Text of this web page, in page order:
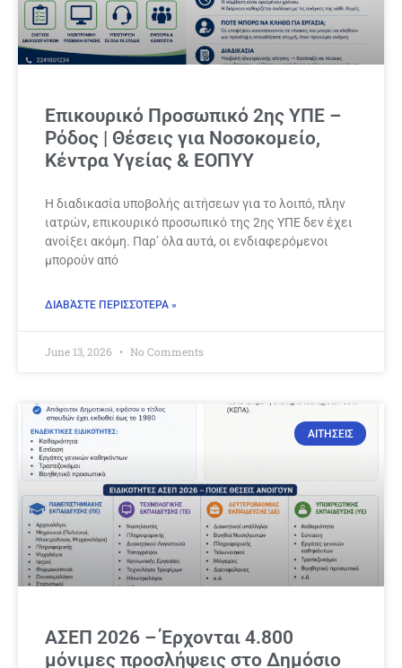
Επικουρικό Προσωπικό 2ης ΥΠΕ –
Ρόδος | Θέσεις για Νοσοκομείο,
Κέντρα Υγείας & ΕΟΠΥΥ
Η διαδικασία υποβολής αιτήσεων για το λοιπό, πλην
ιατρών, επικουρικό προσωπικό της 2ης ΥΠΕ δεν έχει
ανοίξει ακόμη. Παρ’ όλα αυτά, οι ενδιαφερόμενοι
μπορούν από
ΔΙΑΒΆΣΤΕ ΠΕΡΙΣΣΌΤΕΡΑ »
June 13, 2026 No Comments
ΑΙΤΗΣΕΙΣ
ΑΣΕΠ 2026 – Έρχονται 4.800
μόνιμες προσλήψεις στο Δημόσιο